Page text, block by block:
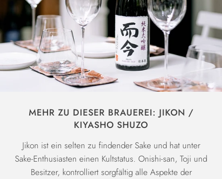
MEHR ZU DIESER BRAUEREI: JIKON /
KIYASHO SHUZO
Jikon ist ein selten zu findender Sake und hat unter
Sake-Enthusiasten einen Kultstatus. Onishi-san, Toji und
Besitzer, kontrolliert sorgfältig alle Aspekte der